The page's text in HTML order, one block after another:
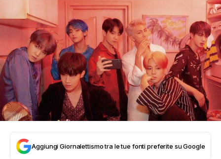
Contatti
Aggiungi Giornalettismo tra le tue fonti preferite su Google